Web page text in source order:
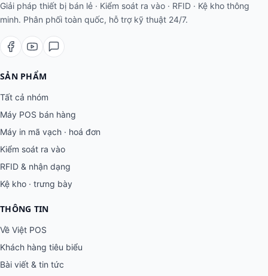
Giải pháp thiết bị bán lẻ · Kiểm soát ra vào · RFID · Kệ kho thông
minh. Phân phối toàn quốc, hỗ trợ kỹ thuật 24/7.
SẢN PHẨM
Tất cả nhóm
Máy POS bán hàng
Máy in mã vạch · hoá đơn
Kiểm soát ra vào
RFID & nhận dạng
Kệ kho · trưng bày
THÔNG TIN
Về Việt POS
Khách hàng tiêu biểu
Bài viết & tin tức